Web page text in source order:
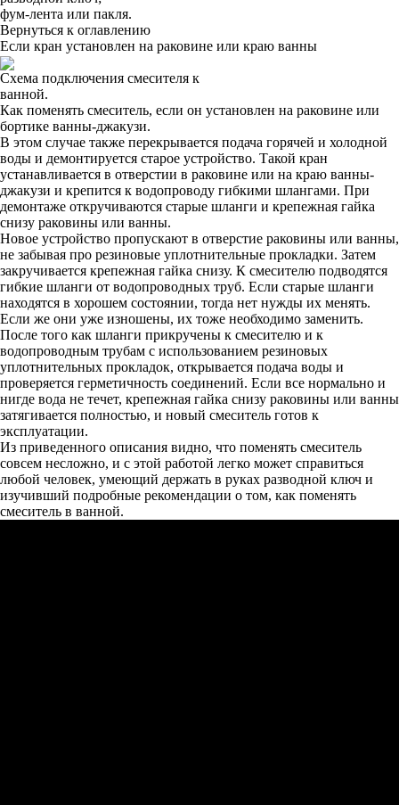
фум-лента или пакля.
Вернуться к оглавлению
Если кран установлен на раковине или краю ванны
Схема подключения смесителя к
ванной.
Как поменять смеситель, если он установлен на раковине или
бортике ванны-джакузи.
В этом случае также перекрывается подача горячей и холодной
воды и демонтируется старое устройство. Такой кран
устанавливается в отверстии в раковине или на краю ванны-
джакузи и крепится к водопроводу гибкими шлангами. При
демонтаже откручиваются старые шланги и крепежная гайка
снизу раковины или ванны.
Новое устройство пропускают в отверстие раковины или ванны,
не забывая про резиновые уплотнительные прокладки. Затем
закручивается крепежная гайка снизу. К смесителю подводятся
гибкие шланги от водопроводных труб. Если старые шланги
находятся в хорошем состоянии, тогда нет нужды их менять.
Если же они уже изношены, их тоже необходимо заменить.
После того как шланги прикручены к смесителю и к
водопроводным трубам с использованием резиновых
уплотнительных прокладок, открывается подача воды и
проверяется герметичность соединений. Если все нормально и
нигде вода не течет, крепежная гайка снизу раковины или ванны
затягивается полностью, и новый смеситель готов к
эксплуатации.
Из приведенного описания видно, что поменять смеситель
совсем несложно, и с этой работой легко может справиться
любой человек, умеющий держать в руках разводной ключ и
изучивший подробные рекомендации о том, как поменять
смеситель в ванной.